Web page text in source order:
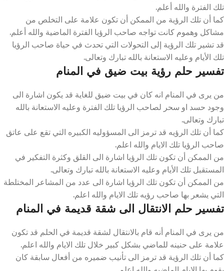
تلك الفترة والله أعلم.
كما أن تلك الرؤية من الممكن أن تكون علامة على التخلص من
مشاكل وهموم كانت تواجه صاحب الرؤيا الفترة الماضية والله أعلم.
قد تشير تلك الرؤية إلى التحولات التي تحدث في حياة صاحب الرؤيا
تلك الأيام وعليه الاستعانة بالله تبارك وتعالى.
تفسير حلم رؤية بيت ضيق في المنام
من يرى في المنام انه كان في بيت ضيق للغاية قد يكون اشارة الى
وجود حسد او سحر لصاحب الرؤيا تلك الفترة وعليه الاستعانة بالله
تبارك وتعالى.
كما أن تلك الرؤيه قد ترمز الى المسؤوليه الكبيره التي تقع على عاتق
صاحب الرؤيا تلك الايام والله اعلم.
من الممكن أن تكون تلك الرؤيا اشارة الى القلق وكثرة التفكير في
المستقبل تلك الأيام وعليه الاستعانة بالله تبارك وتعالى.
من الممكن أن تكون تلك الرؤيا اشارة الى عدد من المشاعر المختلطة
التي يشعر بها صاحب رؤيه تلك الايام والله اعلم.
تفسير حلم الانتقال الى شقة قديمة في المنام
من يرى في المنام أنه قام بالانتقال لشقة قديمة في الحلم قد تكون
علامة على حنينه للماضي بشكل كبير خلال تلك الايام والله اعلم.
كما أن تلك الرؤية قد ترمز الى تأنيب ضميره من أفعال سابقة كان